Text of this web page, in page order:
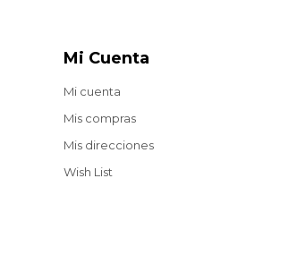
Mi Cuenta
Mi cuenta
Mis compras
Mis direcciones
Wish List